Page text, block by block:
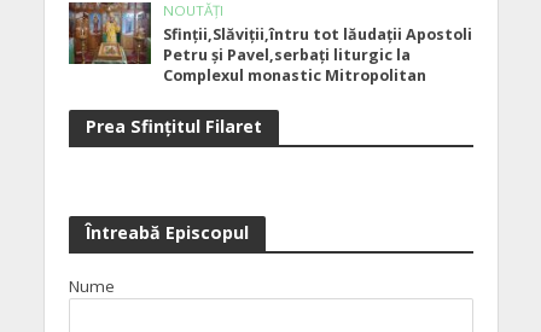
NOUTĂȚI
Sfinții,Slăviții,întru tot lăudații Apostoli
Petru și Pavel,serbați liturgic la
Complexul monastic Mitropolitan
Prea Sfinţitul Filaret
Întreabă Episcopul
Nume